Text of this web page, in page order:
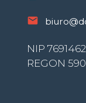
NIP
REGON